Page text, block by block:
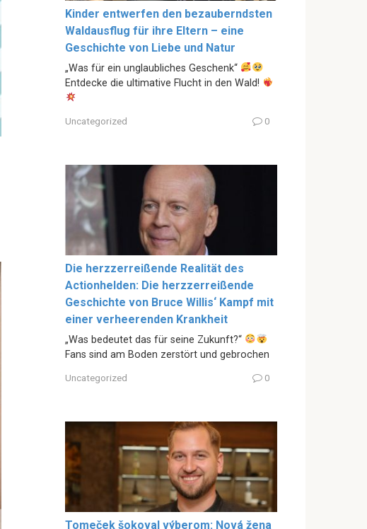
Kinder entwerfen den bezauberndsten
Waldausflug für ihre Eltern – eine
Geschichte von Liebe und Natur
„Was für ein unglaubliches Geschenk“
Entdecke die ultimative Flucht in den Wald!
Uncategorized 0
Die herzzerreißende Realität des
Actionhelden: Die herzzerreißende
Geschichte von Bruce Willis‘ Kampf mit
einer verheerenden Krankheit
„Was bedeutet das für seine Zukunft?“
Fans sind am Boden zerstört und gebrochen
Uncategorized 0
Tomeček šokoval výberom: Nová žena